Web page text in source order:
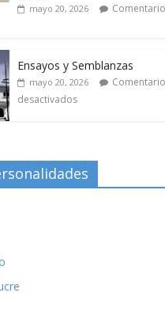
mayo 20, 2026
Ensayos y Semblanzas
mayo 20, 2026
desactivados